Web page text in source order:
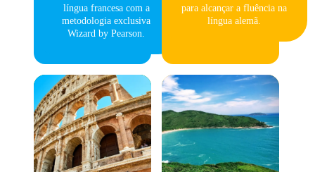
língua francesa com a
metodologia exclusiva
Wizard by Pearson.
para alcançar a fluência na
língua alemã.